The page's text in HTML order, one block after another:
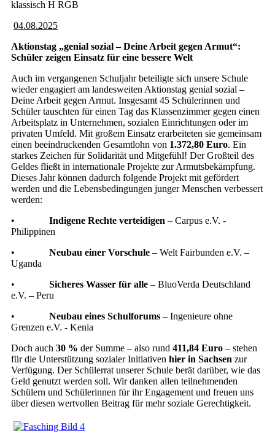
04.08.2025
Aktionstag „genial sozial – Deine Arbeit gegen Armut“:
Schüler zeigen Einsatz für eine bessere Welt
Auch im vergangenen Schuljahr beteiligte sich unsere Schule
wieder engagiert am landesweiten Aktionstag genial sozial –
Deine Arbeit gegen Armut. Insgesamt 45 Schülerinnen und
Schüler tauschten für einen Tag das Klassenzimmer gegen einen
Arbeitsplatz in Unternehmen, sozialen Einrichtungen oder im
privaten Umfeld. Mit großem Einsatz erarbeiteten sie gemeinsam
einen beeindruckenden Gesamtlohn von 1.372,80 Euro. Ein
starkes Zeichen für Solidarität und Mitgefühl! Der Großteil des
Geldes fließt in internationale Projekte zur Armutsbekämpfung.
Dieses Jahr können dadurch folgende Projekt mit gefördert
werden und die Lebensbedingungen junger Menschen verbessert
werden:
• Indigene Rechte verteidigen – Carpus e.V. -
Philippinen
• Neubau einer Vorschule – Welt Fairbunden e.V. –
Uganda
• Sicheres Wasser für alle – BluoVerda Deutschland
e.V. – Peru
• Neubau eines Schulforums – Ingenieure ohne
Grenzen e.V. - Kenia
Doch auch 30 % der Summe – also rund 411,84 Euro – stehen
für die Unterstützung sozialer Initiativen hier in Sachsen zur
Verfügung. Der Schülerrat unserer Schule berät darüber, wie das
Geld genutzt werden soll. Wir danken allen teilnehmenden
Schülern und Schülerinnen für ihr Engagement und freuen uns
über diesen wertvollen Beitrag für mehr soziale Gerechtigkeit.